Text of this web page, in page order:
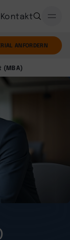
Kontakt
ANFORDERN